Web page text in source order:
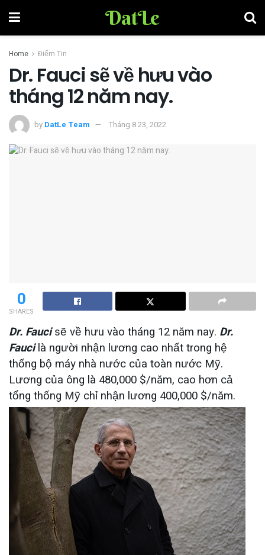
DatLe
Home Điểm Tin
Dr. Fauci sẽ về hưu vào
tháng 12 năm nay.
by DatLe Team Tháng 8 23, 2022
0
SHARES
Dr. Fauci sẽ về hưu vào tháng 12 năm nay. Dr.
Faucilà người nhận lương cao nhất trong hệ
thống bộ máy nhà nước của toàn nước Mỹ.
Lương của ông là 480,000 $/năm, cao hơn cả
tổng thống Mỹ chỉ nhận lương 400,000 $/năm.